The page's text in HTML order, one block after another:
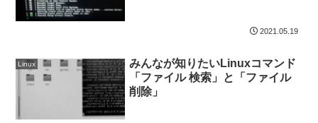
2021.05.19
Linux
みんなが知りたいLinuxコマンド
「ファイル 検索」と「ファイル
削除」